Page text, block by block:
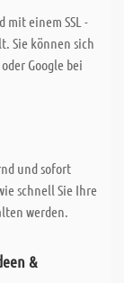
einem SSL -
Sie können sich
Google bei
und sofort
schnell Sie Ihre
werden.
&